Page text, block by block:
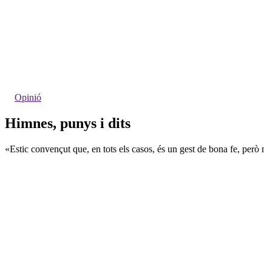
Opinió
Himnes, punys i dits
«Estic convençut que, en tots els casos, és un gest de bona fe,